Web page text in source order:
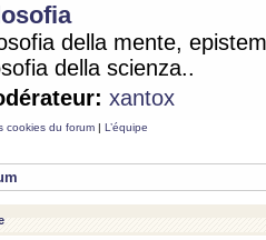
della mente,
della scienza..
xantox
cookies du forum | L’équipe